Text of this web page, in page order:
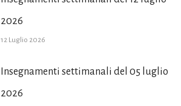
2026
12 Luglio 2026
Insegnamenti settimanali del 05 luglio
2026